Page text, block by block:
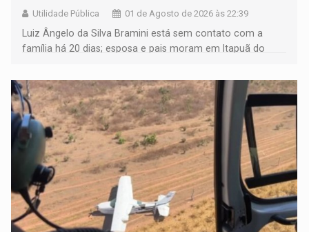
Utilidade Pública 01 de Agosto de 2026 às 22:39
Luiz Ângelo da Silva Bramini está sem contato com a
família há 20 dias; esposa e pais moram em Itapuã do